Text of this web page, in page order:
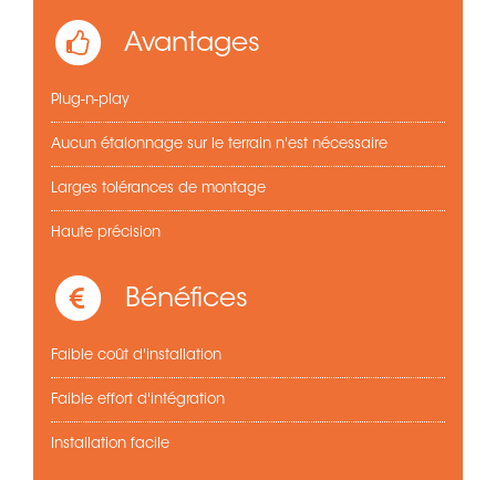
Avantages
Plug-n-play
Aucun étalonnage sur le terrain n'est nécessaire
Larges tolérances de montage
Haute précision
Bénéfices
Faible coût d'installation
Faible effort d'intégration
Installation facile